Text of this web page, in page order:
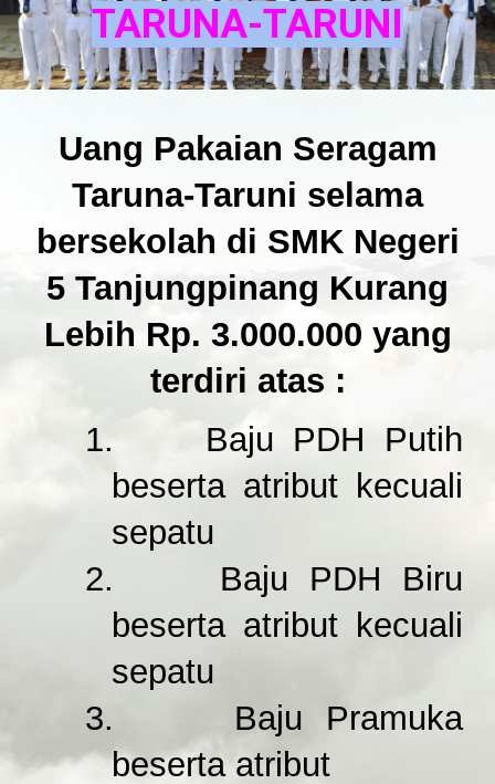
TARUNA-TARUNI
Uang Pakaian Seragam
Taruna-Taruni selama
bersekolah di SMK Negeri
5 Tanjungpinang Kurang
Lebih Rp. 3.000.000 yang
terdiri atas :
1.
Baju PDH Putih
beserta atribut kecuali
sepatu
2.
Baju PDH Biru
beserta atribut kecuali
sepatu
3.
Baju Pramuka
beserta atribut